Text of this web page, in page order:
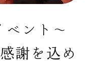
ント～
謝を込め